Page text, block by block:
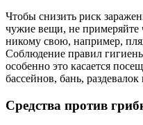
Чтобы снизить риск
чужие вещи, не
никому свою, например,
Соблюдение правил
особенно это касается
бассейнов, бань,
Средства против